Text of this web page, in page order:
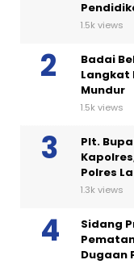
1.5k views
Badai
Langkat
Mundur
1.5k views
Plt.
Polres
1.3k views
Sidang
Dugaan